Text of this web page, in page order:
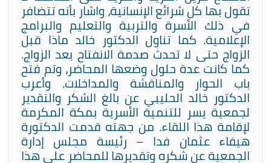
تقول بها كل شرائع الإنسانية، واشار بأنه تتضافر
في ذلك الأسرة والتربية والتعليم والبرامج
الإعلامية. كما تناول الدكتور خالد ماذا قبل
الزواج حتى لا تحدث صدمة الانفتاح بعد الزواج.
كما كانت عدة حلول وضعها المحاضر، وتم فتح
باب الحوار والمناقشة والمداخلات. وأعرب
الدكتور خالد الحليبي عن بالغ الشكر والتقدير
لجمعية يسر للتنمية الأسرية بمكة المكرمة
لإقامة هذا اللقاء. من جهته قدمت الدكتورة
هيفاء عثمان فدا – رئيسة مجلس إدارة
الجمعية عن شكره وتقديرها للمحاضر على هذا